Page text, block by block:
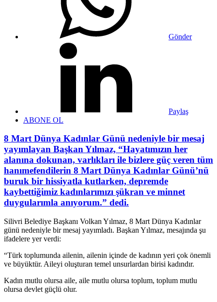
Gönder
Paylaş
ABONE OL
8 Mart Dünya Kadınlar Günü nedeniyle bir mesaj
yayımlayan Başkan Yılmaz, “Hayatımızın her
alanına dokunan, varlıkları ile bizlere güç veren tüm
hanımefendilerin 8 Mart Dünya Kadınlar Günü’nü
buruk bir hissiyatla kutlarken, depremde
kaybettiğimiz kadınlarımızı şükran ve minnet
duygularımla anıyorum.” dedi.
Silivri Belediye Başkanı Volkan Yılmaz, 8 Mart Dünya Kadınlar
günü nedeniyle bir mesaj yayımladı. Başkan Yılmaz, mesajında şu
ifadelere yer verdi:
“Türk toplumunda ailenin, ailenin içinde de kadının yeri çok önemli
ve büyüktür. Aileyi oluşturan temel unsurlardan birisi kadındır.
Kadın mutlu olursa aile, aile mutlu olursa toplum, toplum mutlu
olursa devlet güçlü olur.